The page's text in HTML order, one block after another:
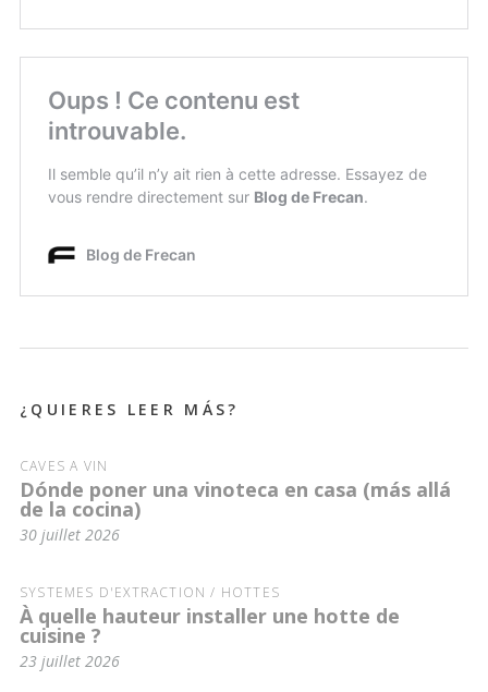
¿QUIERES LEER MÁS?
CAVES À VIN
Dónde poner una vinoteca en casa (más allá
de la cocina)
30 juillet 2026
SYSTÈMES D'EXTRACTION / HOTTES
À quelle hauteur installer une hotte de
cuisine ?
23 juillet 2026